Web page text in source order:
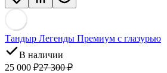
Тандыр Легенды Премиум с глазурью
В наличии
25 000 ₽27 300 ₽